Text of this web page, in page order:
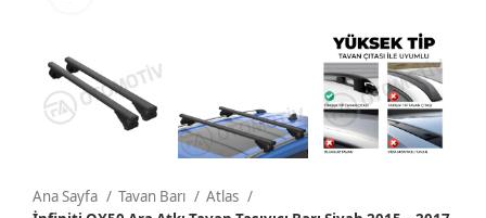
Ana Sayfa Tavan Barı
Atlas